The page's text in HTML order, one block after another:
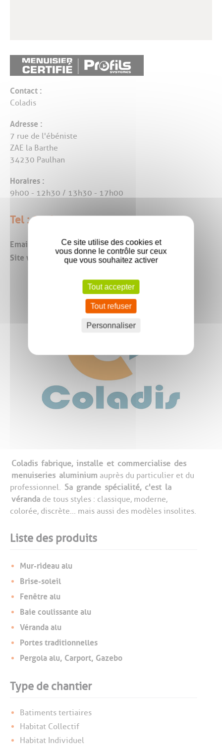
Contact :
Coladis
Adresse :
7 rue de l'ébéniste
ZAE la Barthe
34230 Paulhan
Horaires :
9h00 - 12h30 / 13h30 - 17h00
Tel : 04 67 24 02 09
Email :
coladis@hotmail.fr
Site web :
www.coladis.com
Coladis fabrique, installe et commercialise des
menuiseries aluminium auprès du particulier et du
professionnel. Sa grande spécialité, c'est la
véranda de tous styles : classique, moderne,
colorée, discrète... mais aussi des modèles insolites.
Liste des produits
Mur-rideau alu
Brise-soleil
Fenêtre alu
Baie coulissante alu
Véranda alu
Portes traditionnelles
Pergola alu, Carport, Gazebo
Type de chantier
Batiments tertiaires
Habitat Collectif
Habitat Individuel
Ce site utilise des cookies et
vous donne le contrôle sur ceux
que vous souhaitez activer
Tout accepter
Tout refuser
Personnaliser